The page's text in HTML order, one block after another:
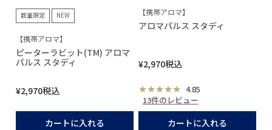
数量限定 NEW
【携帯アロマ】
ピーターラビット(TM) アロマ
パルス スタディ
¥2,970税込
カートに入れる
【携帯アロマ】
アロマパルス スタディ
¥2,970税込
4.85
13件のレビュー
カートに入れる